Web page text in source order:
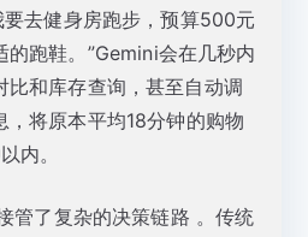
要去健身房跑步，预算500元
跑鞋。”Gemini会在几秒内
比和库存查询，甚至自动调
，将原本平均18分钟的购物
内。
管了复杂的决策链路 。传统